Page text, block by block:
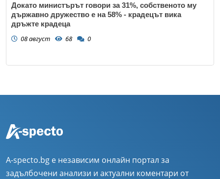
Докато министърът говори за 31%, собственото му
държавно дружество е на 58% - крадецът вика
дръжте крадеца
08 август 68 0
A-specto.bg е независим онлайн портал за
задълбочени анализи и актуални коментари от